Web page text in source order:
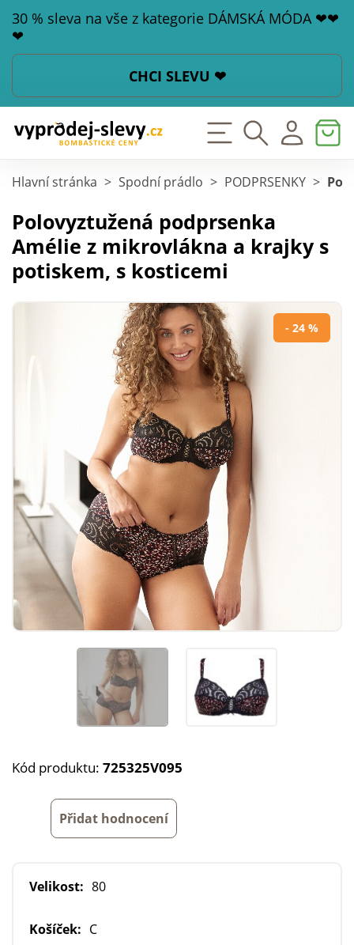
30 % sleva na vše z kategorie DÁMSKÁ MÓDA ❤❤
❤
CHCI SLEVU ❤
Hlavní stránka > Spodní prádlo > PODPRSENKY >
Polovyztužená podprsenka
Amélie z mikrovlákna a krajky s
potiskem, s kosticemi
- 24 %
Kód produktu: 725325V095
Přidat hodnocení
Velikost: 80
Košíček: C